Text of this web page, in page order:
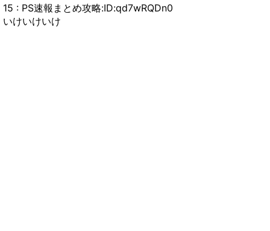
15 : PS速報まとめ攻略:ID:qd7wRQDn0
いけいけいけ